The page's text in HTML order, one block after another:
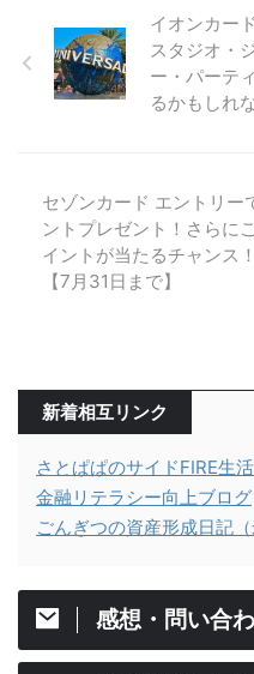
イオンカー
スタジオ・
ー・パーテ
るかもしれ
セゾンカード エントリー
ントプレゼント！さらに
イントが当たるチャンス
【7月31日まで】
新着相互リンク
さとぱぱのサイドFIRE生活
金融リテラシー向上ブログ
ごんぎつの資産形成日記（
感想・問い合